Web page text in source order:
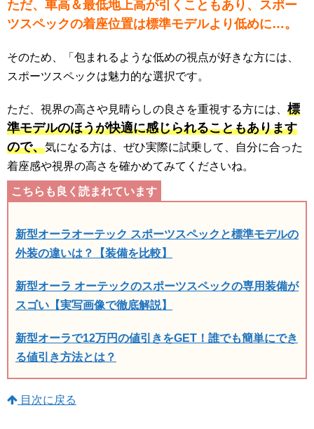
ただ、車高＆最低地上高が引くこともあり、スポー
ツスペックの着座位置は標準モデルより低めに…。
そのため、「包まれるような低めの視点が好きな方には、
スポーツスペックは魅力的な選択です。
ただ、視界の高さや見晴らしの良さを重視する方には、 標
準モデルのほうが快適に感じられることもあります
ので、気になる方は、ぜひ実際に試乗して、自分に合った
着座感や視界の高さを確かめてみてくださいね。
新型オーラオーテック スポーツスペックと標準モデルの
外装の違いは？【装備を比較】
新型オーラ オーテックのスポーツスペックの専用装備が
スゴい【実写画像で徹底解説】
新型オーラで12万円の値引きをGET！誰でも簡単にでき
る値引き方法とは？
目次に戻る